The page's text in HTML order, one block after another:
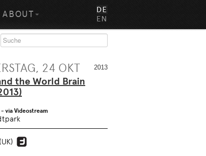
ABOUT
DE
EN
2013
24 OKT
the World Brain
- via Videostream
(UK)